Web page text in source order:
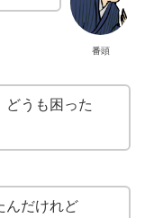
番頭
どうも困った
んだけれど